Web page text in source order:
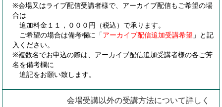
※会場又はライブ配信受講者様で、アーカイブ配信もご希望の場
合は
追加料金１１，０００円（税込）で承ります。
ご希望の場合は備考欄に「アーカイブ配信追加受講希望 」と記
入ください。
※複数名でお申込の際は、アーカイブ配信追加受講者様の各ご芳
名を備考欄に
追記をお願い致します。
会場受講以外の受講方法について詳しく